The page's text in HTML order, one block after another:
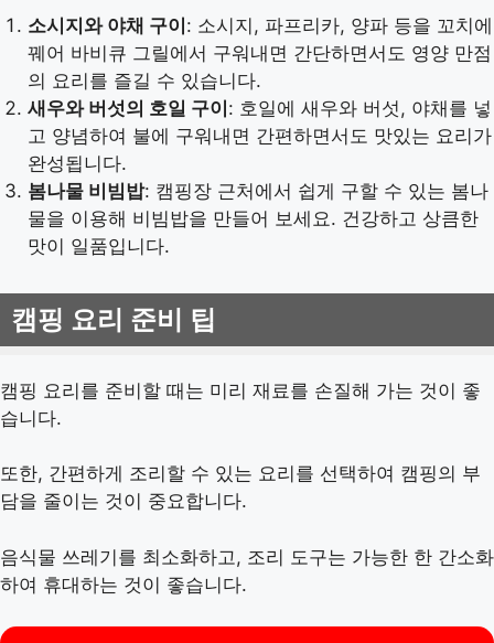
소시지와 야채 구이: 소시지, 파프리카, 양파 등을 꼬치에
꿰어 바비큐 그릴에서 구워내면 간단하면서도 영양 만점
의 요리를 즐길 수 있습니다.
새우와 버섯의 호일 구이: 호일에 새우와 버섯, 야채를 넣
고 양념하여 불에 구워내면 간편하면서도 맛있는 요리가
완성됩니다.
봄나물 비빔밥: 캠핑장 근처에서 쉽게 구할 수 있는 봄나
물을 이용해 비빔밥을 만들어 보세요. 건강하고 상큼한
맛이 일품입니다.
캠핑 요리 준비 팁
캠핑 요리를 준비할 때는 미리 재료를 손질해 가는 것이 좋
습니다.
또한, 간편하게 조리할 수 있는 요리를 선택하여 캠핑의 부
담을 줄이는 것이 중요합니다.
음식물 쓰레기를 최소화하고, 조리 도구는 가능한 한 간소화
하여 휴대하는 것이 좋습니다.